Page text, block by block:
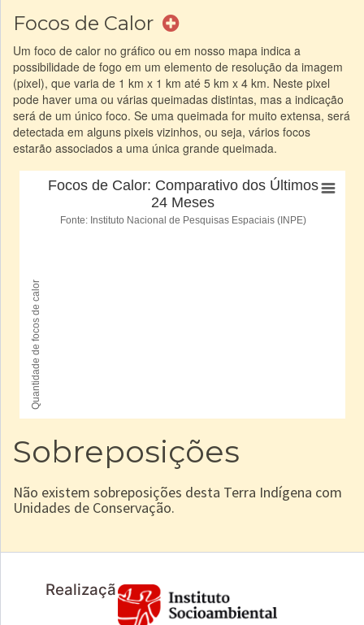
Focos de Calor
Um foco de calor no gráfico ou em nosso mapa indica a
possibilidade de fogo em um elemento de resolução da imagem
(pixel), que varia de 1 km x 1 km até 5 km x 4 km. Neste pixel
pode haver uma ou várias queimadas distintas, mas a indicação
será de um único foco. Se uma queimada for muito extensa, será
detectada em alguns pixeis vizinhos, ou seja, vários focos
estarão associados a uma única grande queimada.
Sobreposições
Não existem sobreposições desta Terra Indígena com
Unidades de Conservação.